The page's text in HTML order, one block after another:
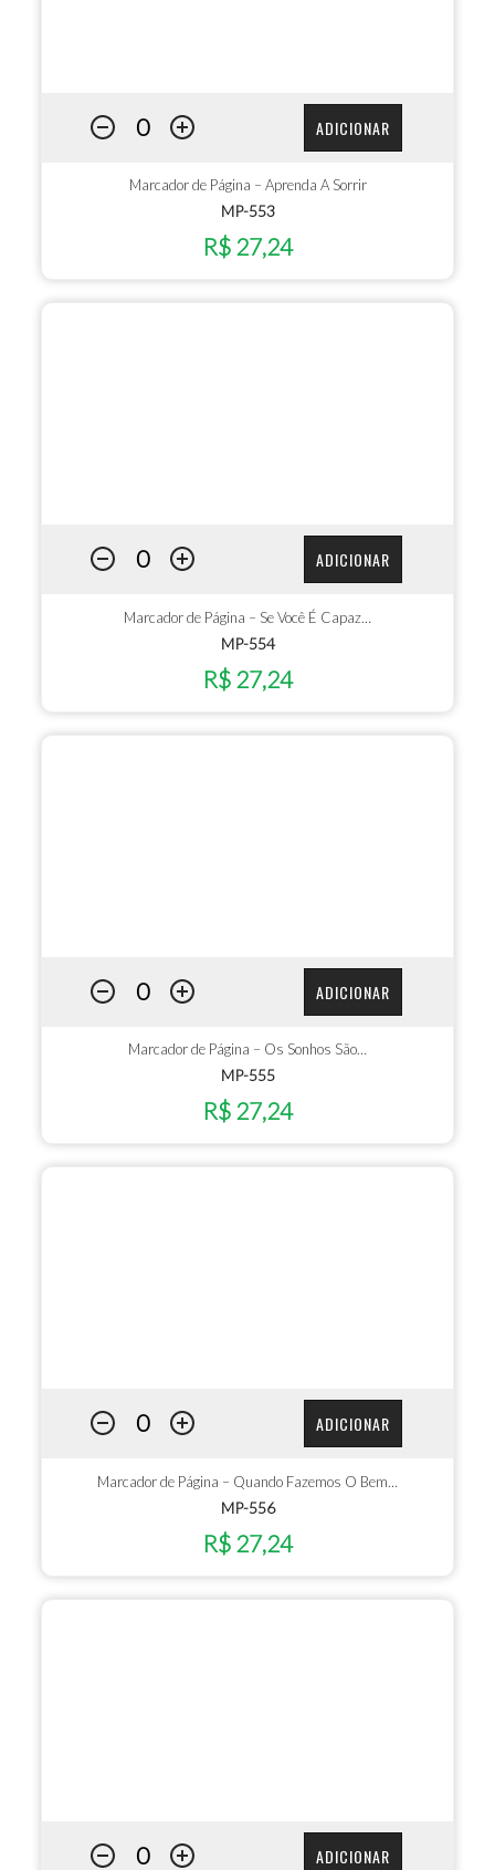
ADICIONAR
Marcador de Página – Aprenda A Sorrir
MP-553
R$ 27,24
ADICIONAR
Marcador de Página – Se Você É Capaz…
MP-554
R$ 27,24
ADICIONAR
Marcador de Página – Os Sonhos São…
MP-555
R$ 27,24
ADICIONAR
Marcador de Página – Quando Fazemos O Bem…
MP-556
R$ 27,24
ADICIONAR